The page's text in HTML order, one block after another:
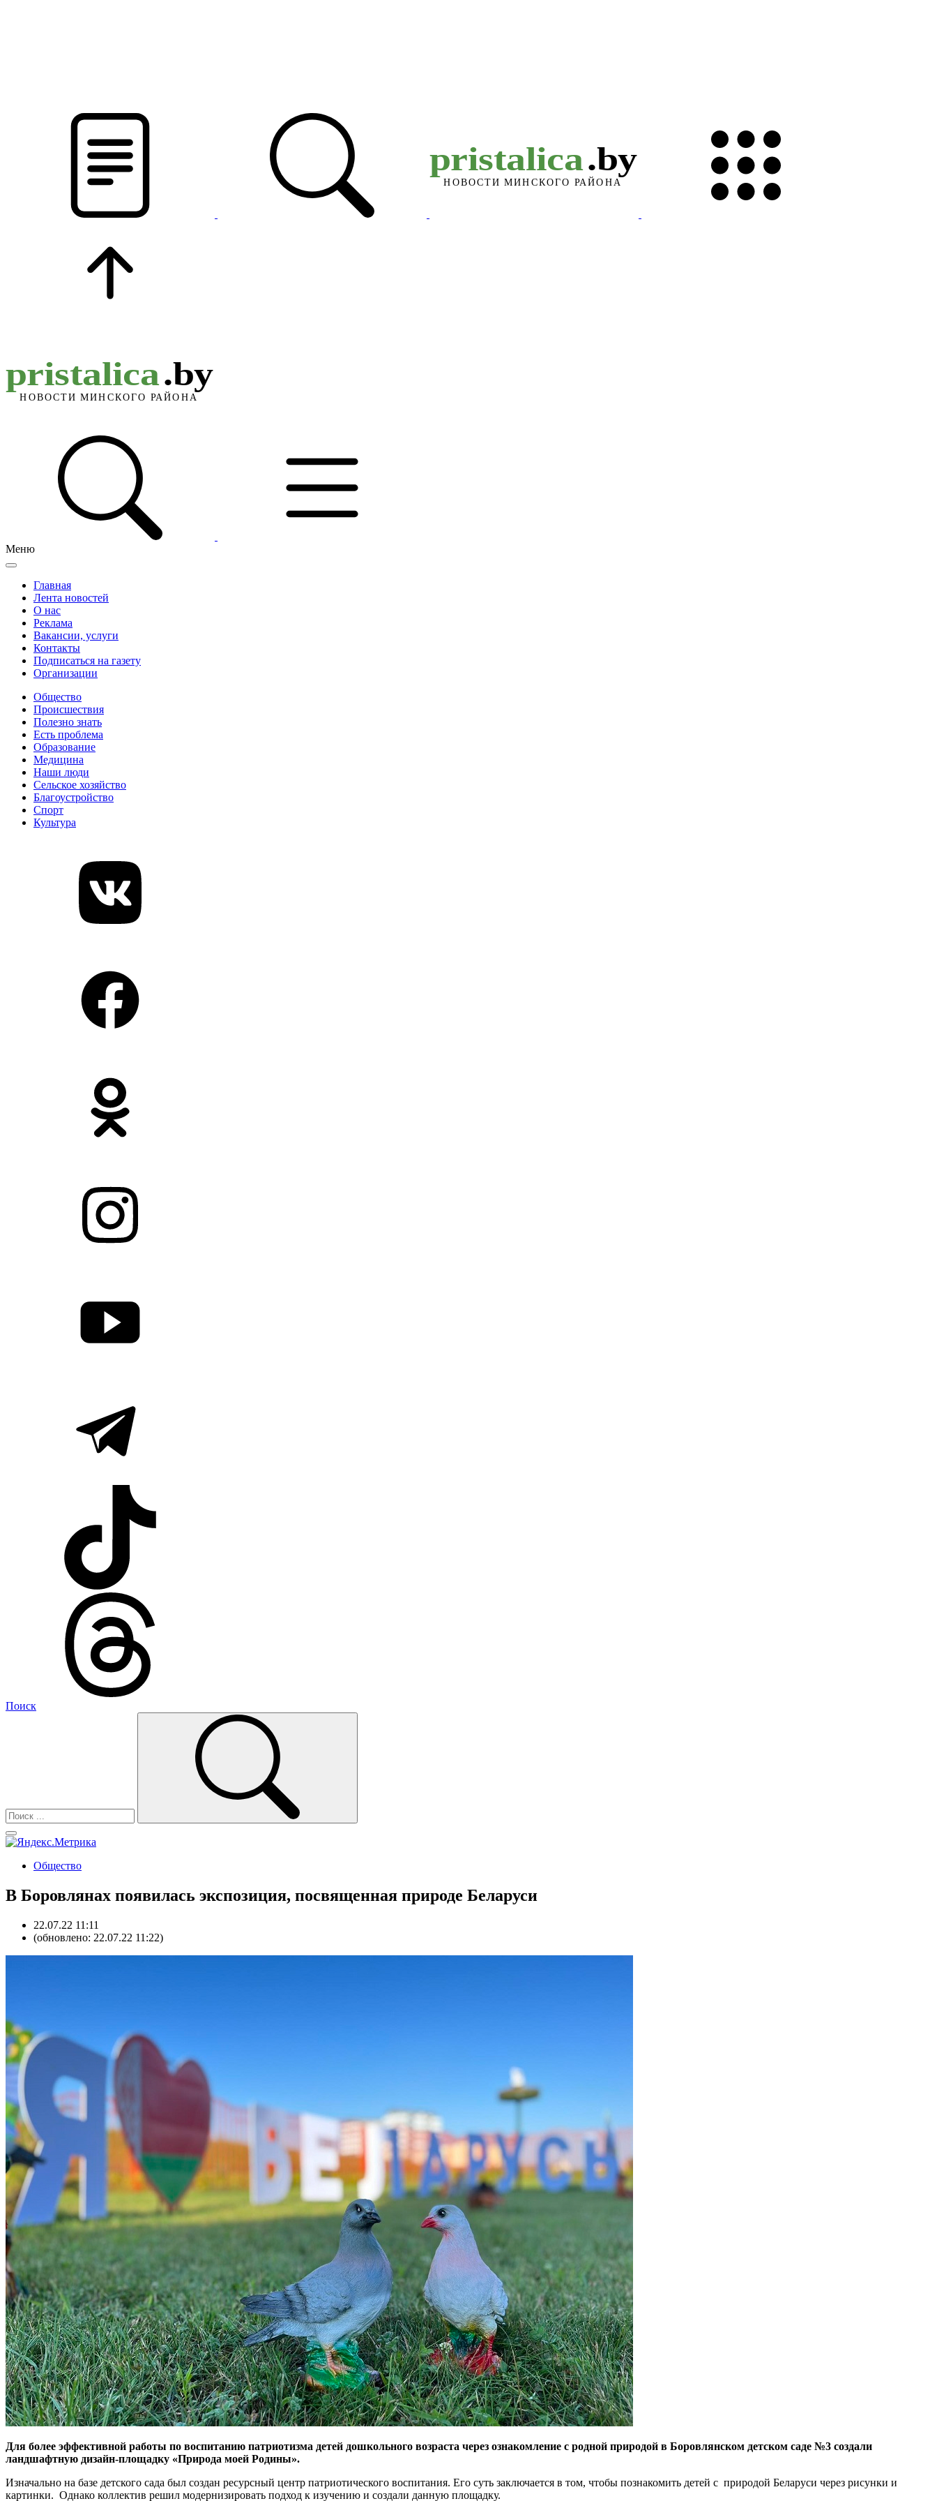
Меню
Главная
Лента новостей
О нас
Реклама
Вакансии, услуги
Контакты
Подписаться на газету
Организации
Общество
Происшествия
Полезно знать
Есть проблема
Образование
Медицина
Наши люди
Сельское хозяйство
Благоустройство
Спорт
Культура
Поиск
Общество
В Боровлянах появилась экспозиция, посвященная природе Беларуси
22.07.22 11:11
(обновлено: 22.07.22 11:22)
Для более эффективной работы по воспитанию патриотизма детей дошкольного возраста через ознакомление с родной природой в Боровлянском детском саде №3 создали
ландшафтную дизайн-площадку «Природа моей Родины».
Изначально на базе детского сада был создан ресурсный центр патриотического воспитания. Его суть заключается в том, чтобы познакомить детей с природой Беларуси через рисунки и
картинки. Однако коллектив решил модернизировать подход к изучению и создали данную площадку.